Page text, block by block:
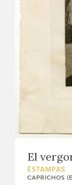
El
ESTAMPAS
CAPRICHOS